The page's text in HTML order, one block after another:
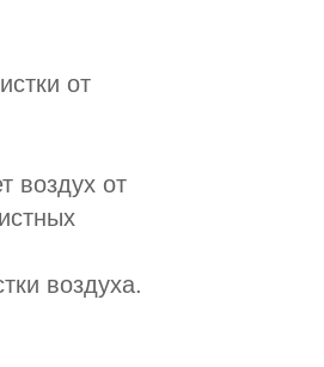
от
воздух от
воздуха.